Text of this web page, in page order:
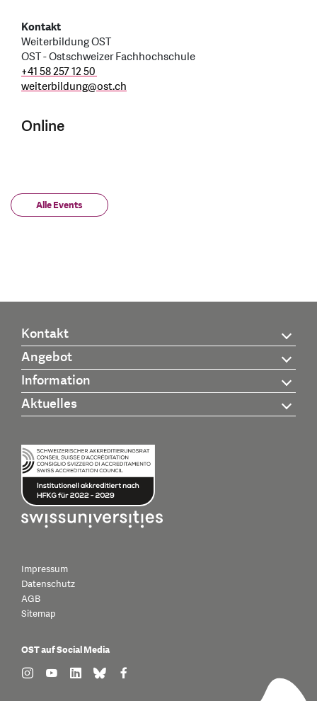
Kontakt
Weiterbildung OST
OST - Ostschweizer Fachhochschule
+41 58 257 12 50
weiterbildung@ost.ch
Online
Alle Events
Kontakt
Angebot
Information
Aktuelles
Impressum
Datenschutz
AGB
Sitemap
OST auf Social Media
find us on: instagram
find us on: youtube
find us on: linkedin
find us on: bluesky
find us on: facebook